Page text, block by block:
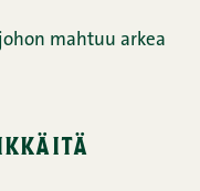
mahtuu arkea